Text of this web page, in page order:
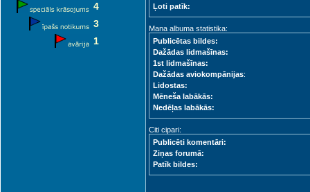
4
3
1
Ļoti patīk:
Mana albuma statistika:
Publicētas bildes:
Dažādas lidmašīnas:
1st lidmašīnas:
Dažādas aviokompānijas:
Lidostas:
Mēneša labākās:
Nedēļas labākās:
Citi cipari:
Publicēti komentāri:
Ziņas forumā:
Patīk bildes: